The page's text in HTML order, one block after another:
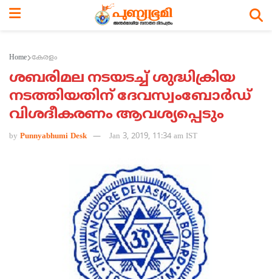
Home കേരളം
ശബരിമല നടയടച്ച് ശുദ്ധിക്രിയ
നടത്തിയതിന് ദേവസ്വംബോര്‍ഡ്
വിശദീകരണം ആവശ്യപ്പെടും
by Punnyabhumi Desk Jan 3, 2019, 11:34 am IST